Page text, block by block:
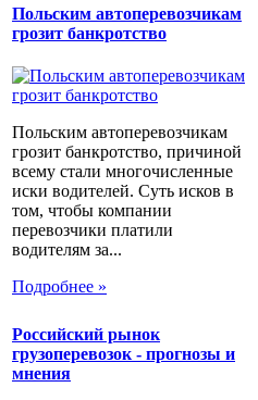
Польским автоперевозчикам
грозит банкротство
Польским автоперевозчикам
грозит банкротство, причиной
всему стали многочисленные
иски водителей. Суть исков в
том, чтобы компании
перевозчики платили
водителям за...
Подробнее »
Российский рынок
грузоперевозок - прогнозы и
мнения